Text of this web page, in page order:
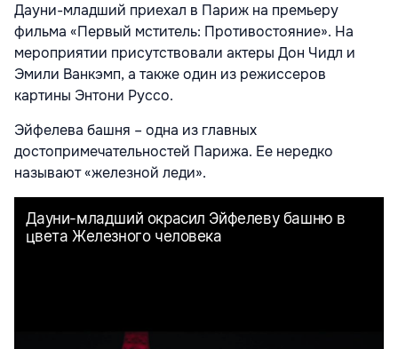
Дауни-младший приехал в Париж на премьеру
фильма «Первый мститель: Противостояние». На
мероприятии присутствовали актеры Дон Чидл и
Эмили Ванкэмп, а также один из режиссеров
картины Энтони Руссо.
Эйфелева башня – одна из главных
достопримечательностей Парижа. Ее нередко
называют «железной леди».